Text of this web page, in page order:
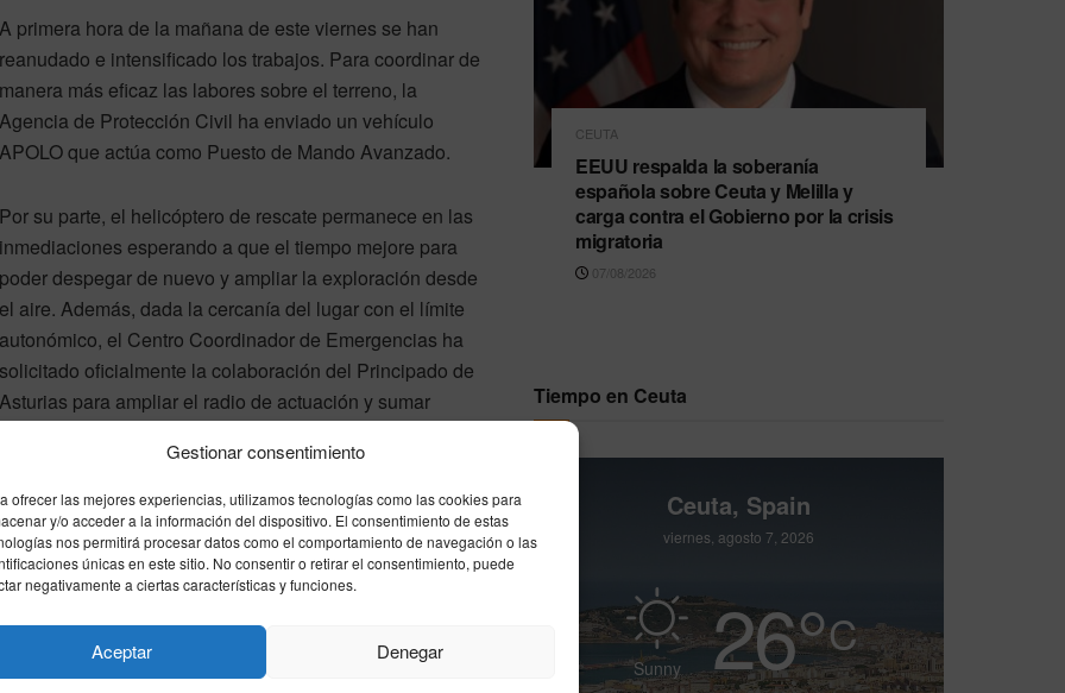
Gestionar consentimiento
ofrecer las mejores experiencias, utilizamos tecnologías como las cookies para
y/o acceder a la información del dispositivo. El consentimiento de estas
nos permitirá procesar datos como el comportamiento de navegación o las
únicas en este sitio. No consentir o retirar el consentimiento, puede
negativamente a ciertas características y funciones.
Aceptar Denegar
A primera hora de la mañana de este viernes se han
reanudado e intensificado los trabajos. Para coordinar de
manera más eficaz las labores sobre el terreno, la
Agencia de Protección Civil ha enviado un vehículo
APOLO que actúa como Puesto de Mando Avanzado.
Por su parte, el helicóptero de rescate permanece en las
inmediaciones esperando a que el tiempo mejore para
poder despegar de nuevo y ampliar la exploración desde
el aire. Además, dada la cercanía del lugar con el límite
autonómico, el Centro Coordinador de Emergencias ha
solicitado oficialmente la colaboración del Principado de
Asturias para ampliar el radio de actuación y sumar
compleja orografía y la cambiante climatología de la
zona.
Picos de europa proteccion civil
CEUTA
EEUU respalda la soberanía
española sobre Ceuta y Melilla y
carga contra el Gobierno por la crisis
migratoria
07/08/2026
Tiempo en Ceuta
Ceuta, Spain
viernes, agosto 7, 2026
Sunny 26°C